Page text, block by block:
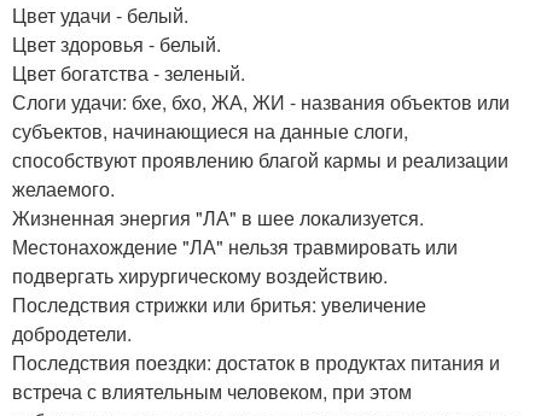
Цвет удачи - белый.
Цвет здоровья - белый.
Цвет богатства - зеленый.
Слоги удачи: бхе, бхо, ЖА, ЖИ - названия объектов или
субъектов, начинающиеся на данные слоги,
способствуют проявлению благой кармы и реализации
желаемого.
Жизненная энергия "ЛА" в шее локализуется.
Местонахождение "ЛА" нельзя травмировать или
подвергать хирургическому воздействию.
Последствия стрижки или бритья: увеличение
добродетели.
Последствия поездки: достаток в продуктах питания и
встреча с влиятельным человеком, при этом